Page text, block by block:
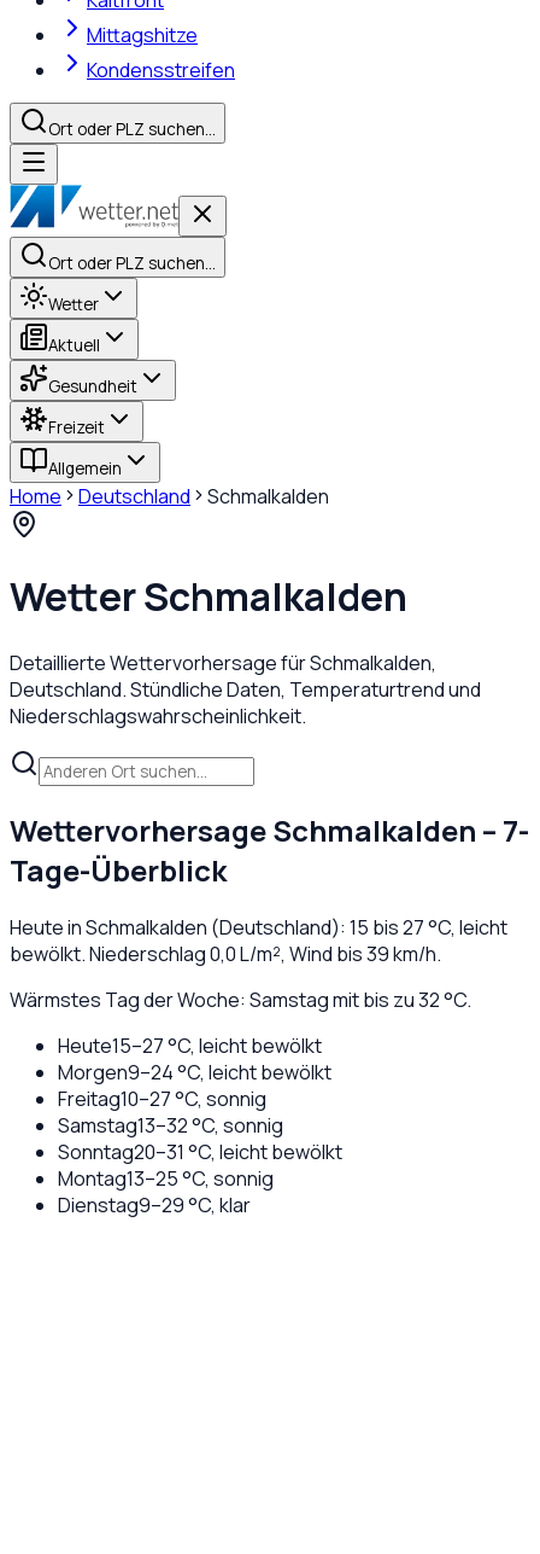
Mittagshitze
Kondensstreifen
Ort oder PLZ suchen…
Ort oder PLZ suchen…
Wetter
Aktuell
Gesundheit
Freizeit
Allgemein
Home Deutschland Schmalkalden
WetterSchmalkalden
Detaillierte Wettervorhersage fürSchmalkalden,
Deutschland. Stündliche Daten, Temperaturtrend und
Niederschlagswahrscheinlichkeit.
WettervorhersageSchmalkalden – 7-
Tage-Überblick
Heute inSchmalkalden (Deutschland): 15 bis27°C, leicht
bewölkt. Niederschlag0,0L/m², Wind bis39km/h.
Wärmstes Tag der Woche: Samstag mit bis zu 32 °C.
Heute15–27°C, leicht bewölkt
Morgen9–24°C, leicht bewölkt
Freitag10–27°C, sonnig
Samstag13–32°C, sonnig
Sonntag20–31 °C, leicht bewölkt
Montag13–25°C, sonnig
Dienstag9–29°C, klar